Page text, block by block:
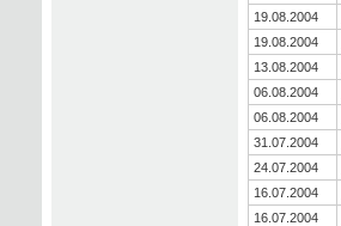
19.08.2004
19.08.2004
13.08.2004
06.08.2004
06.08.2004
31.07.2004
24.07.2004
16.07.2004
16.07.2004